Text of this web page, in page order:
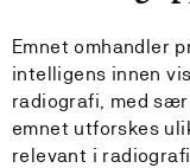
Emnet omhandler
intelligens innen
radiografi, med
emnet utforskes
relevant i